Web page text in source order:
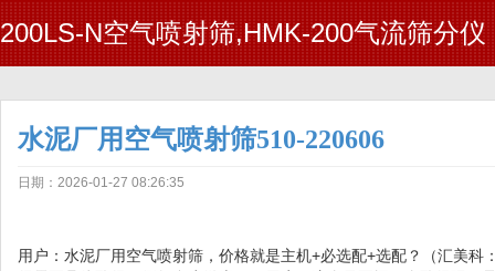
200LS-N空气喷射筛,HMK-200气流筛分仪
水泥厂用空气喷射筛510-220606
日期：2026-01-27 08:26:35
用户：水泥厂用空气喷射筛，价格就是主机+必选配+选配？（汇美科